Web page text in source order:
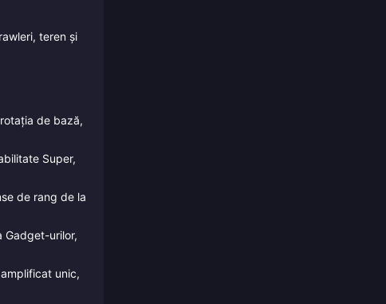
teren și
de bază,
Super,
de rang de la
Gadget-urilor,
unic,